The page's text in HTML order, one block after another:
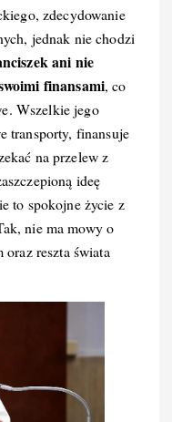
zdecydowanie
jednak nie chodzi
ani nie
finansami, co
Wszelkie jego
transporty, finansuje
na przelew z
ideę
to spokojne życie z
nie ma mowy o
oraz reszta świata